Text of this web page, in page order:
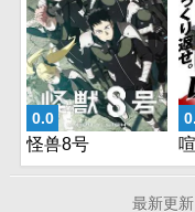
0.0
怪兽8号
最新更新